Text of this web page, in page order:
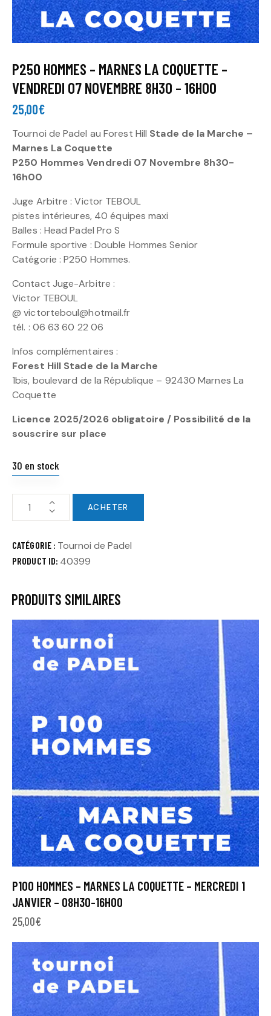
P250 HOMMES – MARNES LA COQUETTE –
VENDREDI 07 NOVEMBRE 8H30 – 16H00
25,00€
Tournoi de Padel au Forest Hill Stade de la Marche –
Marnes La Coquette
P250 Hommes Vendredi 07 Novembre 8h30-
16h00
Juge Arbitre : Victor TEBOUL
pistes intérieures, 40 équipes maxi
Balles : Head Padel Pro S
Formule sportive : Double Hommes Senior
Catégorie : P250 Hommes.
Contact Juge-Arbitre :
Victor TEBOUL
@ victorteboul@hotmail.fr
tél. : 06 63 60 22 06
Infos complémentaires :
Forest Hill Stade de la Marche
1bis, boulevard de la République – 92430 Marnes La
Coquette
Licence 2025/2026 obligatoire / Possibilité de la
souscrire sur place
30 en stock
ACHETER
CATÉGORIE : Tournoi de Padel
PRODUCT ID: 40399
PRODUITS SIMILAIRES
P100 HOMMES – MARNES LA COQUETTE – MERCREDI 1
JANVIER – 08H30-16H00
25,00€